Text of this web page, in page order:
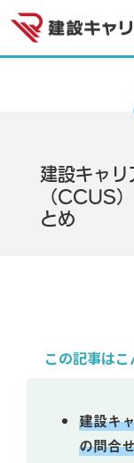
建設キャリ
（CCUS
とめ
この記事はこ
建設キ
の問合